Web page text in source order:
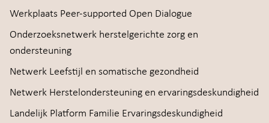
Werkplaats Peer-supported Open Dialogue
Onderzoeksnetwerk herstelgerichte zorg en
ondersteuning
Netwerk Leefstijl en somatische gezondheid
Netwerk Herstelondersteuning en ervaringsdeskundigheid
Landelijk Platform Familie Ervaringsdeskundigheid